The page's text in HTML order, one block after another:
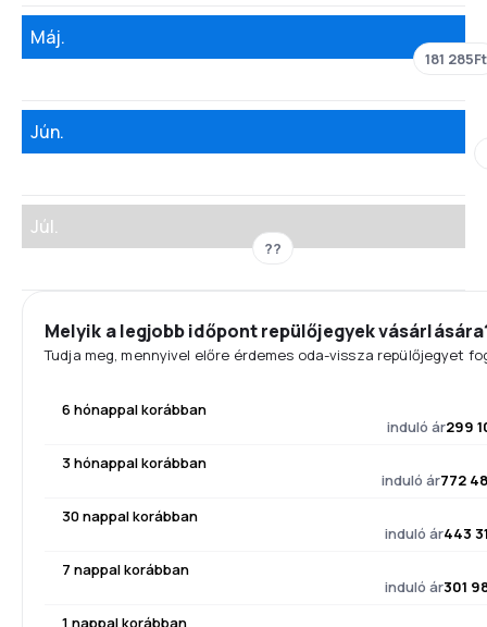
Máj.
181 285Ft
Jún.
Júl.
??
Melyik a legjobb időpont repülőjegyek
Tudja meg, mennyivel előre érdemes oda-vissza repülőjegyet
6 hónappal korábban
induló ár299
3 hónappal korábban
induló ár772
30 nappal korábban
induló ár443
7 nappal korábban
induló ár301
1 nappal korábban